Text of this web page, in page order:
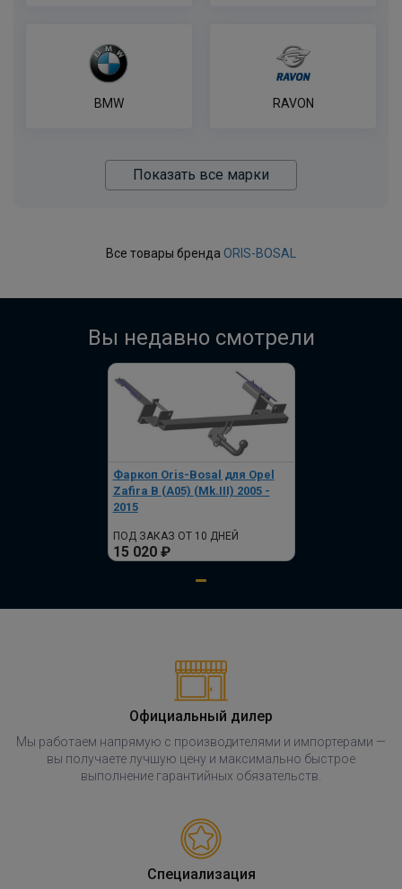
BMW RAVON
Показать все марки
Все товары бренда ORIS-BOSAL
Вы недавно смотрели
Фаркоп Oris-Bosal для Opel
Zafira B (A05) (Mk.III) 2005 -
2015
ПОД ЗАКАЗ ОТ 10 ДНЕЙ
15 020 ₽
Официальный дилер
Мы работаем напрямую с производителями и импортерами —
вы получаете лучшую цену и максимально быстрое
выполнение гарантийных обязательств.
Специализация